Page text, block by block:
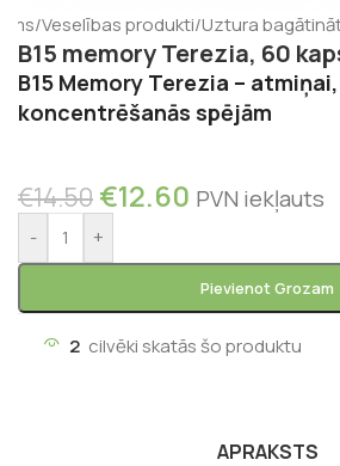
/Veselības produkti/Uztura
B15 memory Terezia, 60
B15 Memory Terezia –
koncentrēšanās spējām
€14.50 €12.60 PVN iekļauts
- +
Pievienot Grozam
2 cilvēki skatās šo produktu
APRAKSTS